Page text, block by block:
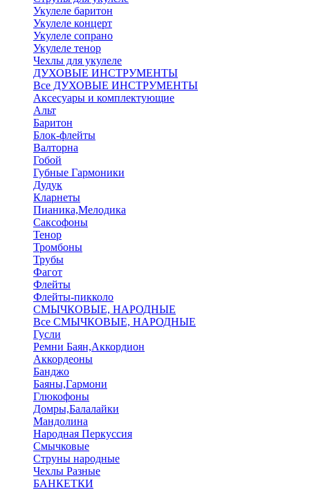
Укулеле баритон
Укулеле концерт
Укулеле сопрано
Укулеле тенор
Чехлы для укулеле
ДУХОВЫЕ ИНСТРУМЕНТЫ
Все ДУХОВЫЕ ИНСТРУМЕНТЫ
Аксесуары и комплектующие
Альт
Баритон
Блок-флейты
Валторна
Гобой
Губные Гармоники
Дудук
Кларнеты
Пианика,Мелодика
Саксофоны
Тенор
Тромбоны
Трубы
Фагот
Флейты
Флейты-пикколо
СМЫЧКОВЫЕ, НАРОДНЫЕ
Все СМЫЧКОВЫЕ, НАРОДНЫЕ
Гусли
Ремни Баян,Аккордион
Аккордеоны
Банджо
Баяны,Гармони
Глюкофоны
Домры,Балалайки
Мандолина
Народная Перкуссия
Смычковые
Струны народные
Чехлы Разные
БАНКЕТКИ